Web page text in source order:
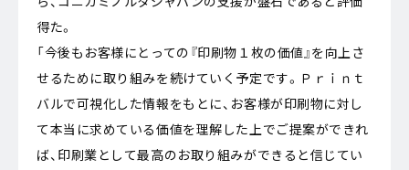
得た。
「今後もお客様にとっての『印刷物１枚の価値』を向上さ
せるために取り組みを続けていく予定です。Ｐｒｉｎｔ
バルで可視化した情報をもとに、お客様が印刷物に対し
て本当に求めている価値を理解した上でご提案ができれ
ば、印刷業として最高のお取り組みができると信じてい